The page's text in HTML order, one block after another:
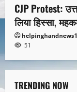
CJP Protest:
लिया हिस्सा,
51
TRENDING NOW